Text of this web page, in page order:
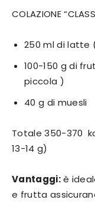
COLAZIONE
250 ml di latte
100-150 g di
piccola )
40 g di muesli
Totale 350-370
13-14 g)
Vantaggi:è
e frutta